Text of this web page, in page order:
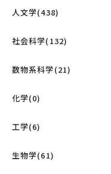
人文学(438)
社会科学(132)
数物系科学(21)
化学(0)
工学(6)
生物学(61)